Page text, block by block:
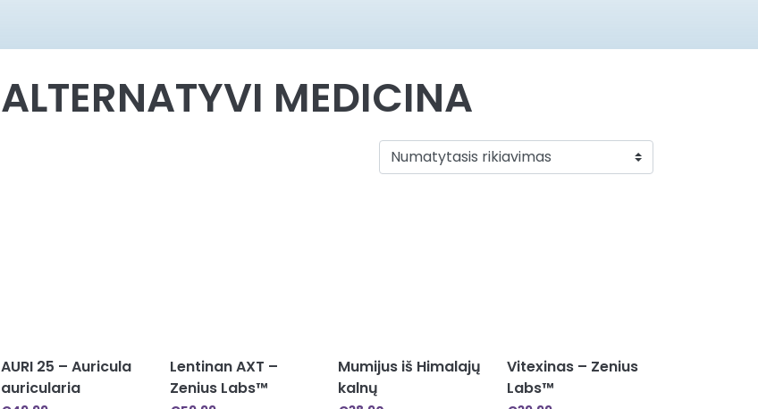
ALTERNATYVI MEDICINA
AURI 25 – Auricula
auricularia
Lentinan AXT –
Zenius Labs™
Mumijus iš Himalajų
kalnų
Vitexinas – Zenius
Labs™